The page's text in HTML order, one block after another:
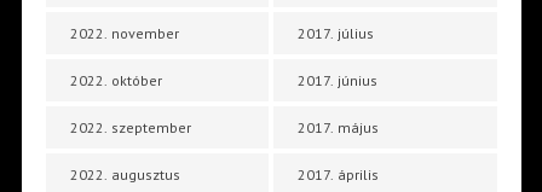
2022. november
2022. október
2022. szeptember
2022. augusztus
2017. július
2017. június
2017. május
2017. április